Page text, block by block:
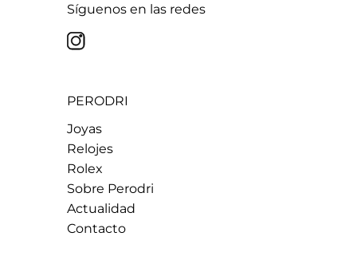
Síguenos en las redes
PERODRI
Joyas
Relojes
Rolex
Sobre Perodri
Actualidad
Contacto